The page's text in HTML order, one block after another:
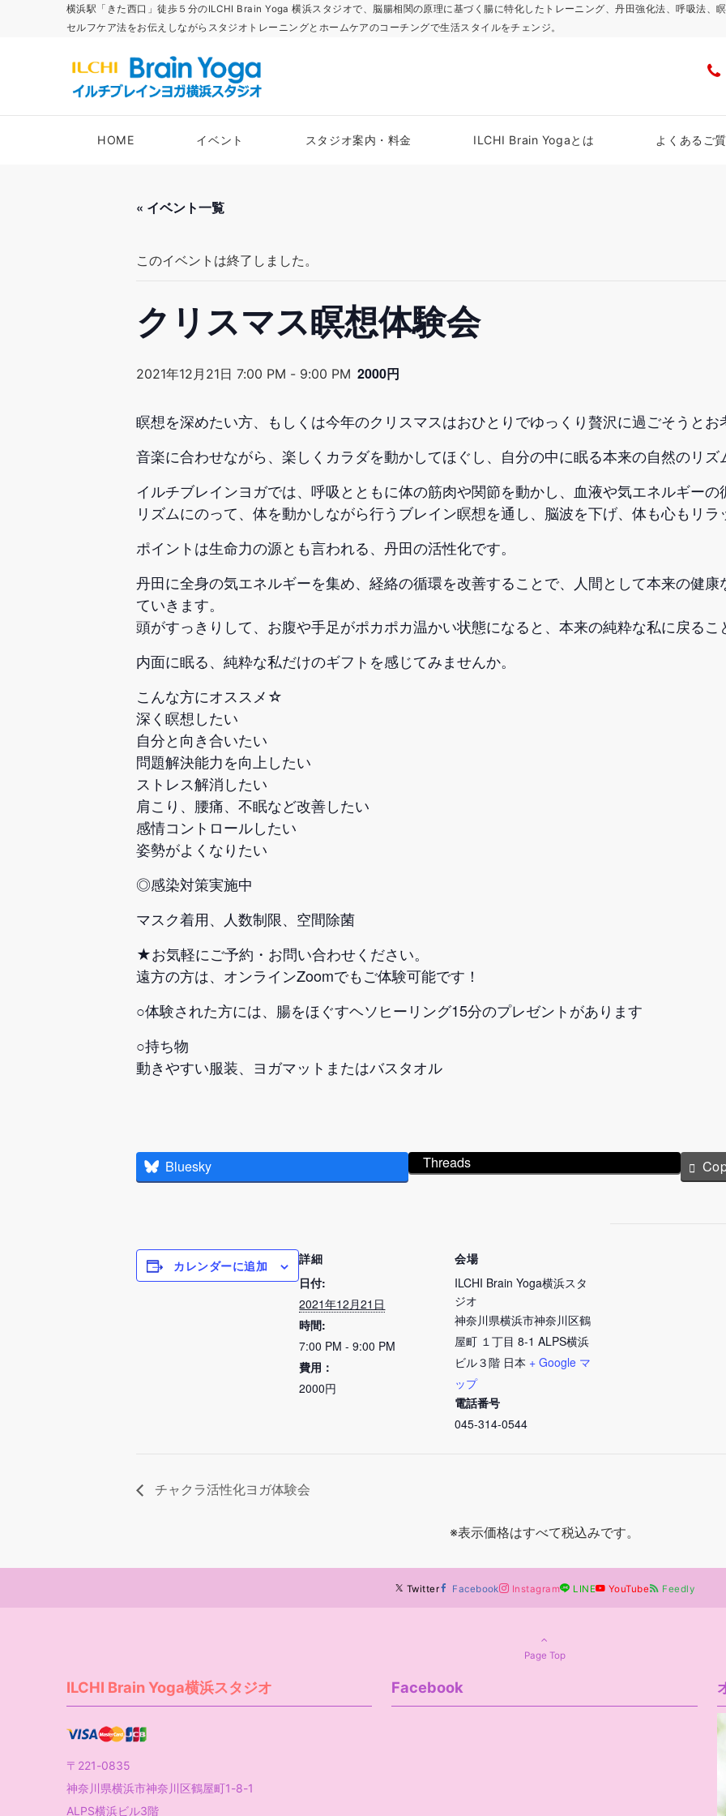
横浜駅「きた西口」徒歩５分のILCHI Brain Yoga 横浜スタジオで、脳腸相関の原理に基づく腸に特化したトレーニング、丹田強化法、呼吸法、
セルフケア法をお伝えしながらスタジオトレーニングとホームケアのコーチングで生活スタイルをチェンジ。
HOME イベント スタジオ案内・料金 ILCHI Brain Yogaとは よくあるご
« イベント一覧
このイベントは終了しました。
クリスマス瞑想体験会
2021年12月21日 7:00 PM - 9:00 PM 2000円
瞑想を深めたい方、もしくは今年のクリスマスはおひとりでゆっくり贅沢に過ごそうとお
音楽に合わせながら、楽しくカラダを動かしてほぐし、自分の中に眠る本来の自然のリ
イルチブレインヨガでは、呼吸とともに体の筋肉や関節を動かし、血液や気エネルギー
リズムにのって、体を動かしながら行うブレイン瞑想を通し、脳波を下げ、体も心もリ
ポイントは生命力の源とも言われる、丹田の活性化です。
丹田に全身の気エネルギーを集め、経絡の循環を改善することで、人間として本来の健
ていきます。
頭がすっきりして、お腹や手足がポカポカ温かい状態になると、本来の純粋な私に戻るこ
内面に眠る、純粋な私だけのギフトを感じてみませんか。
こんな方にオススメ☆
深く瞑想したい
自分と向き合いたい
問題解決能力を向上したい
ストレス解消したい
肩こり、腰痛、不眠など改善したい
感情コントロールしたい
姿勢がよくなりたい
◎感染対策実施中
マスク着用、人数制限、空間除菌
★お気軽にご予約・お問い合わせください。
遠方の方は、オンラインZoomでもご体験可能です！
○体験された方には、腸をほぐすヘソヒーリング15分のプレゼントがあります
○持ち物
動きやすい服装、ヨガマットまたはバスタオル
Bluesky Threads
カレンダーに追加
詳細
日付:
2021年12月21日
時間:
7:00 PM - 9:00 PM
費用：
2000円
会場
ILCHI Brain Yoga横浜スタ
ジオ
神奈川県横浜市神奈川区鶴
屋町 １丁目 8-1 ALPS横浜
ビル３階 日本 + Google マ
ップ
電話番号
045-314-0544
チャクラ活性化ヨガ体験会
※表示価格はすべて税込みです。
Twitter Facebook Instagram LINE YouTube Feedly
Page Top
ILCHI Brain Yoga横浜スタジオ
〒221-0835
神奈川県横浜市神奈川区鶴屋町1-8-1
ALPS横浜ビル3階
Facebook